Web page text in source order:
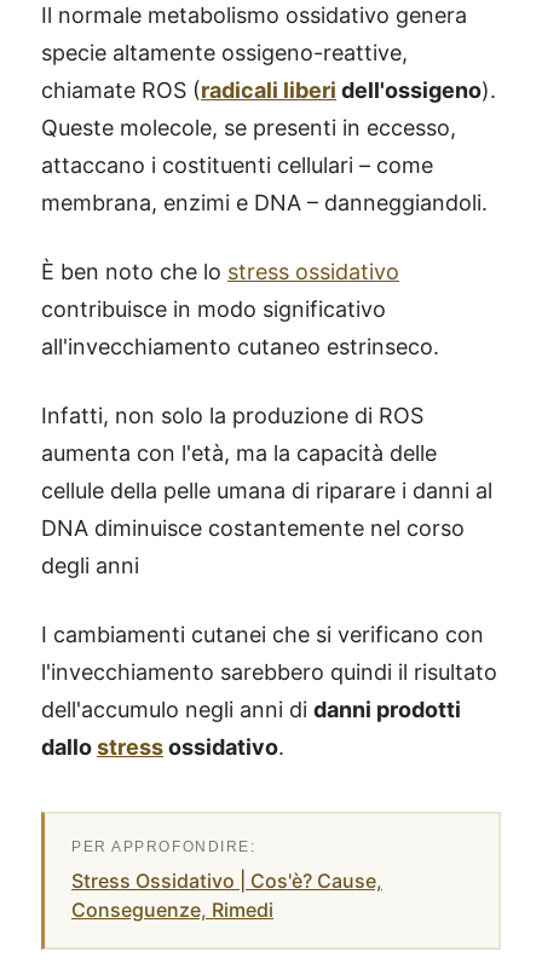
Il normale metabolismo ossidativo genera
specie altamente ossigeno-reattive,
chiamate ROS (radicali liberi dell'ossigeno).
Queste molecole, se presenti in eccesso,
attaccano i costituenti cellulari – come
membrana, enzimi e DNA – danneggiandoli.
È ben noto che lo stress ossidativo
contribuisce in modo significativo
all'invecchiamento cutaneo estrinseco.
Infatti, non solo la produzione di ROS
aumenta con l'età, ma la capacità delle
cellule della pelle umana di riparare i danni al
DNA diminuisce costantemente nel corso
degli anni
I cambiamenti cutanei che si verificano con
l'invecchiamento sarebbero quindi il risultato
dell'accumulo negli anni di danni prodotti
dallostressossidativo.
Stress Ossidativo | Cos'è? Cause,
Conseguenze, Rimedi